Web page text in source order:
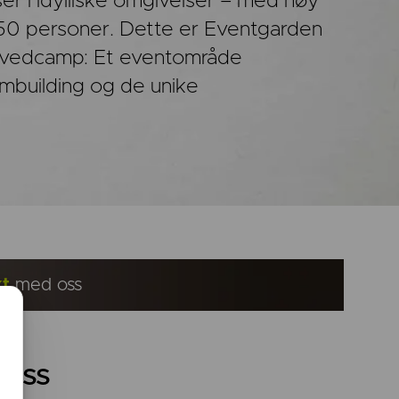
personer. Dette er Eventgarden
Et eventområde
og de unike
med oss